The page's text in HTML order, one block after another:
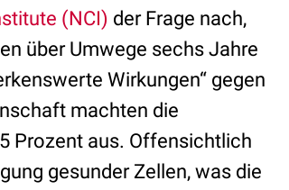
(NCI) der Frage nach,
über Umwege sechs Jahre
Wirkungen“ gegen
machten die
Prozent aus. Offensichtlich
gesunder Zellen, was die